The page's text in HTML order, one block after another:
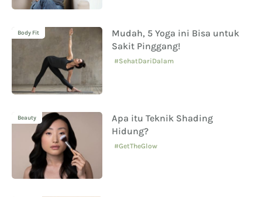
Body Fit
Mudah, 5 Yoga ini Bisa untuk
Sakit Pinggang!
#SehatDariDalam
Beauty
Apa itu Teknik Shading
Hidung?
#GetTheGlow